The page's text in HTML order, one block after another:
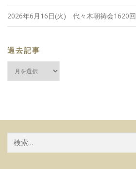
2026年6月16日(火) 代々木朝祷会1620回
過去記事
索: